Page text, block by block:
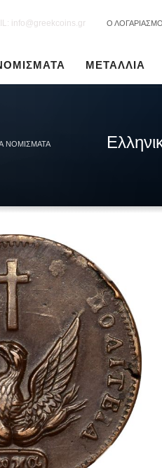
info@greekcoins.gr Ο
ΜΕΤΑΛΛΙΑ
ΝΟΜΊΣΜΑΤΑ